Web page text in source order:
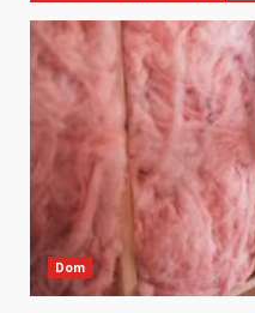
Dom